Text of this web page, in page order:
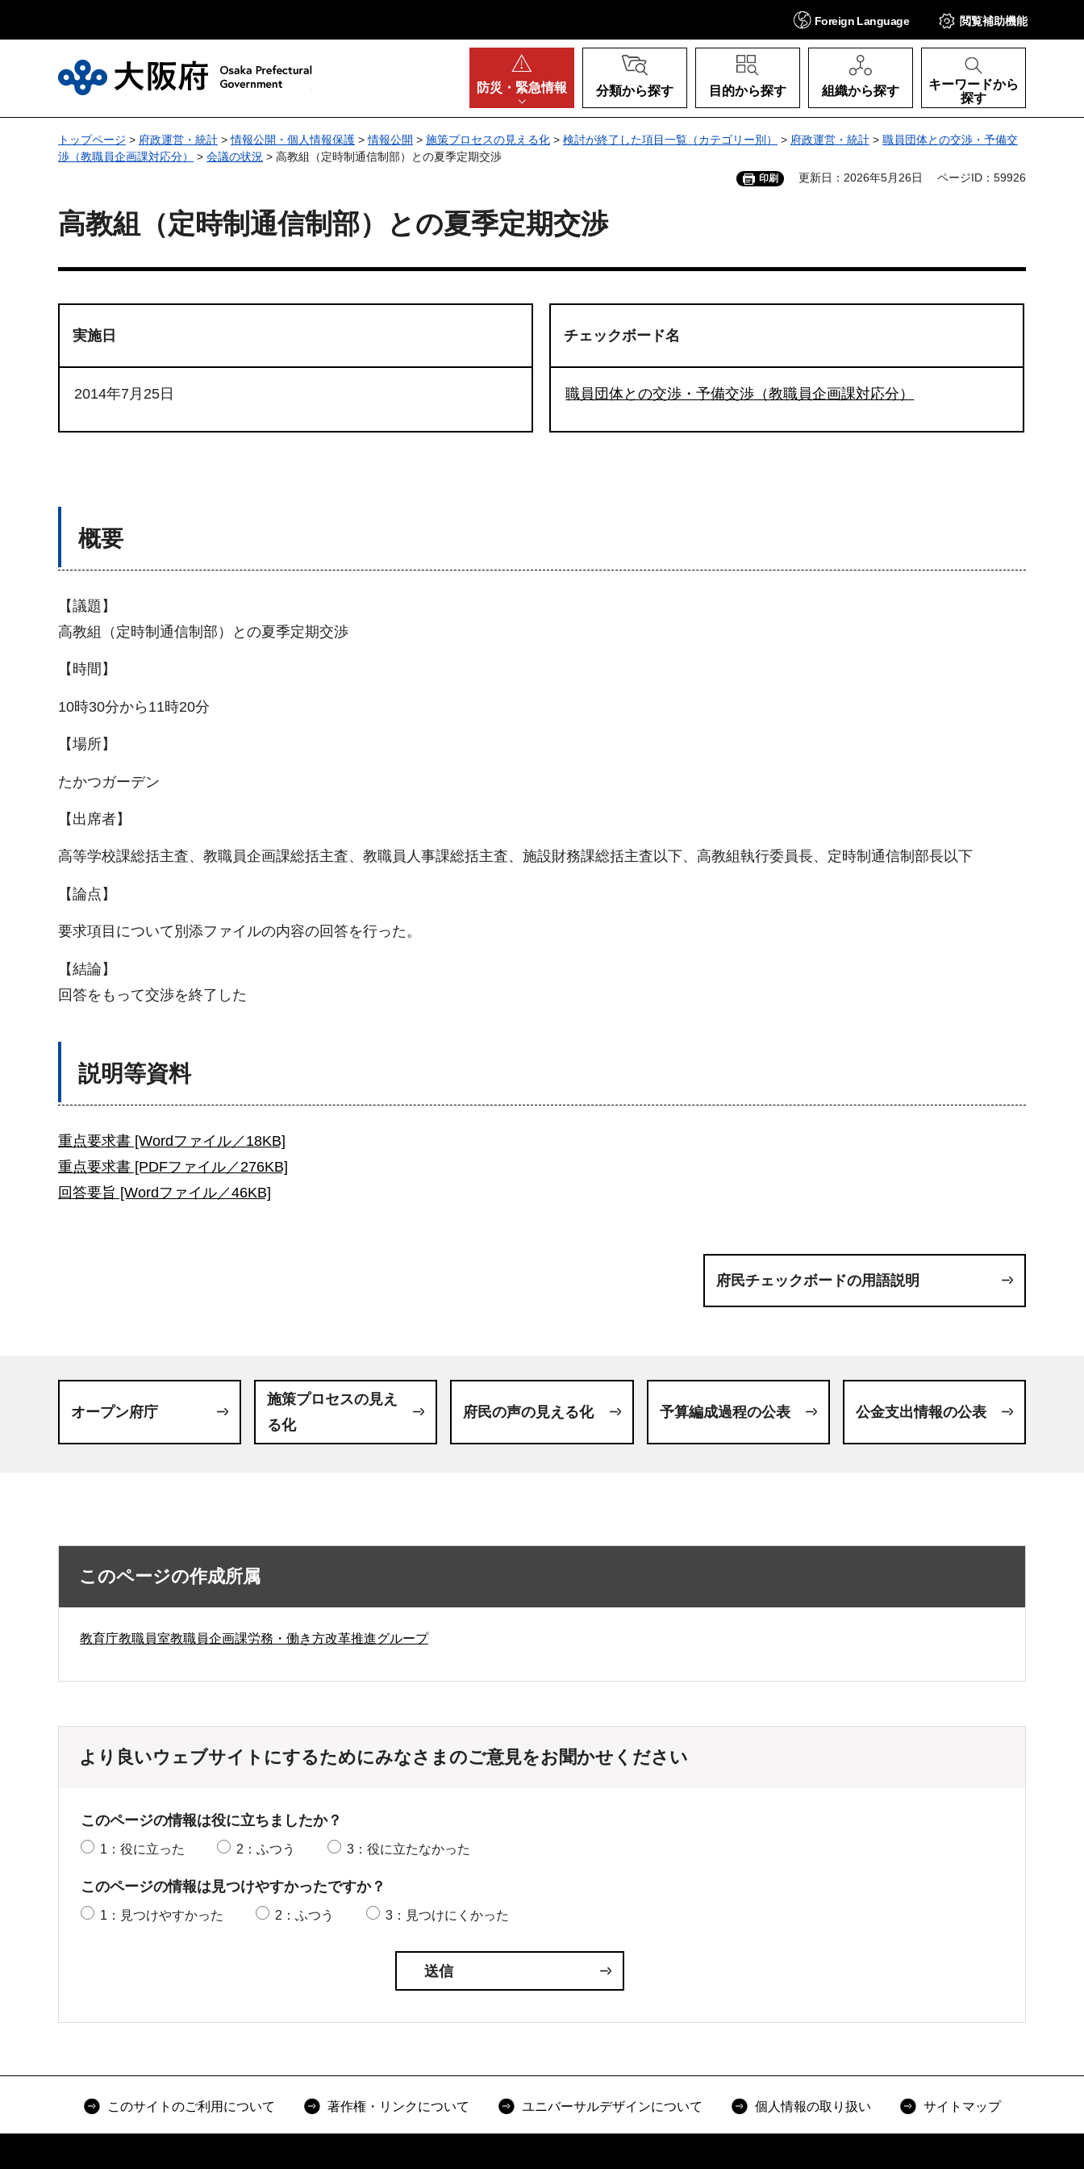
Foreign Language 閲覧補助機能
防災・ 緊急情報 分類から探す 目的から探す 組織から探す
キーワードから
探す
トップページ > 府政運営・統計 >情報公開・個人情報保護 >情報公開 > 施策プロセスの見える化 > 検討が終了した項目一覧（カテゴリー別） > 府政運営・統計 > 職員団体との交渉・予備交
渉（教職員企画課対応分）
> 会議の状況 > 高教組（定時制通信制部）との夏季定期交渉
印刷 更新日：2026年5月26日 ページID：59926
高教組（定時制通信制部）との夏季定期交渉
実施日
2014年7月25日
チェックボード名
職員団体との交渉・予備交渉（教職員企画課対応分）
概要
【議題】
高教組（定時制通信制部）との夏季定期交渉
【時間】
10時30分から11時20分
【場所】
たかつガーデン
【出席者】
高等学校課総括主査、教職員企画課総括主査、教職員人事課総括主査、施設財務課総括主査以下、高教組執行委員長、定時制通信制部長以下
【論点】
要求項目について別添ファイルの内容の回答を行った。
【結論】
回答をもって交渉を終了した
説明等資料
重点要求書 [Wordファイル／18KB]
重点要求書 [PDFファイル／276KB]
回答要旨 [Wordファイル／46KB]
府民チェックボードの用語説明
オープン府庁
施策プロセスの見え
る化
府民の声の見える化 予算編成過程の公表 公金支出情報の公表
このページの作成所属
教育庁教職員室教職員企画課労務・働き方改革推進グループ
より良いウェブサイトにするためにみなさまのご意見をお聞かせください
このページの情報は役に立ちましたか？
1：役に立った 2：ふつう 3：役に立たなかった
このページの情報は見つけやすかったですか？
1：見つけやすかった 2：ふつう 3：見つけにくかった
このサイトのご利用について 著作権・リンクについて ユニバーサルデザインについて 個人情報の取り扱い サイトマップ